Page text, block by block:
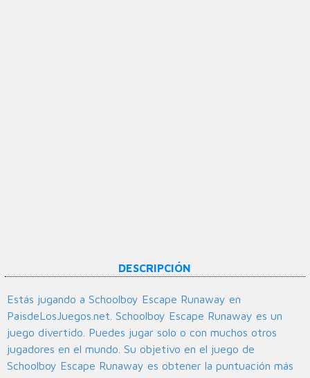
DESCRIPCIÓN
Estás jugando a Schoolboy Escape Runaway en
PaisdeLosJuegos.net. Schoolboy Escape Runaway es un
juego divertido. Puedes jugar solo o con muchos otros
jugadores en el mundo. Su objetivo en el juego de
Schoolboy Escape Runaway es obtener la puntuación más